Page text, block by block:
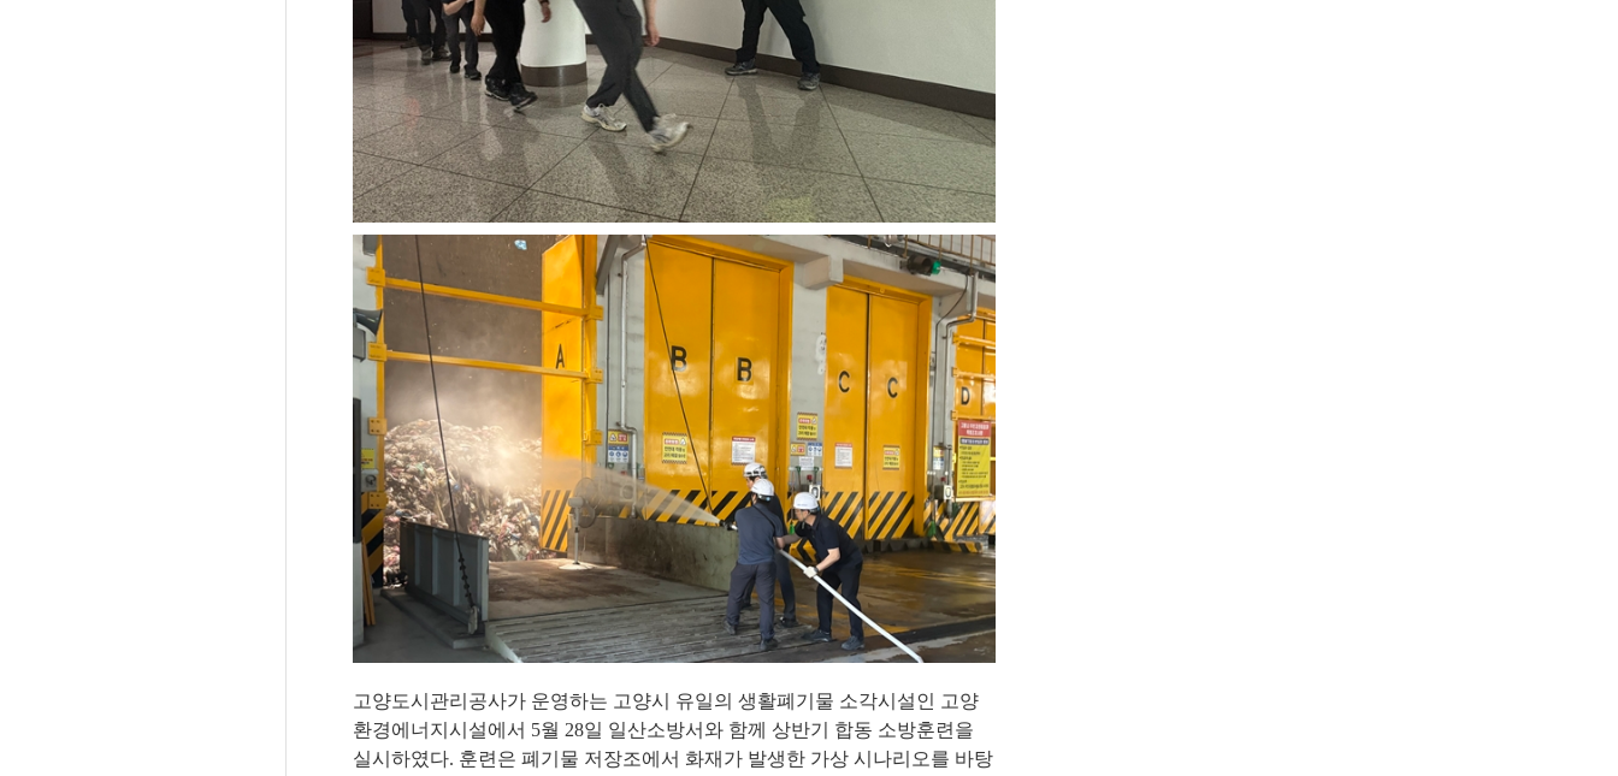
고양도시관리공사가 운영하는 고양시 유일의 생활폐기물 소각시설인 고양
환경에너지시설에서 5월 28일 일산소방서와 함께 상반기 합동 소방훈련을
실시하였다. 훈련은 폐기물 저장조에서 화재가 발생한 가상 시나리오를 바탕